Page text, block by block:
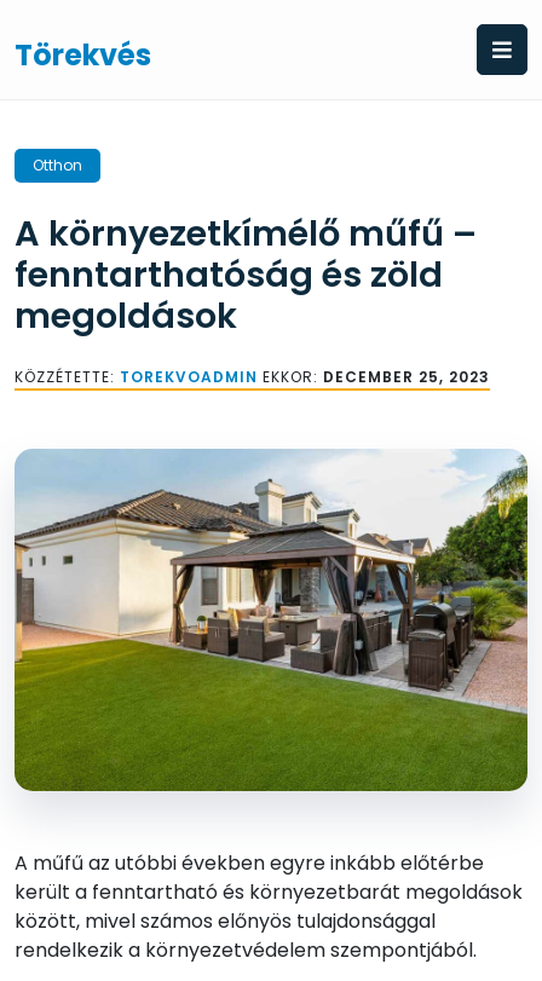
to
content
Törekvés
Otthon
A környezetkímélő műfű –
fenntarthatóság és zöld
megoldások
KÖZZÉTETTE: TOREKVOADMIN EKKOR: DECEMBER 25, 2023
A műfű az utóbbi években egyre inkább előtérbe
került a fenntartható és környezetbarát megoldások
között, mivel számos előnyös tulajdonsággal
rendelkezik a környezetvédelem szempontjából.